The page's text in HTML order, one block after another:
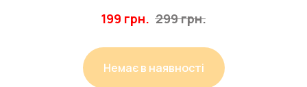
199 грн. 299грн.
Немає в наявності